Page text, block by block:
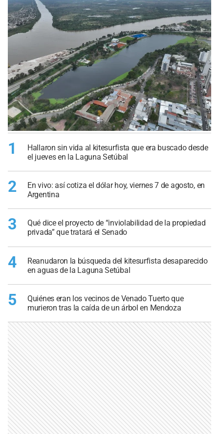
1
Hallaron sin vida al kitesurfista que era buscado desde
el jueves en la Laguna Setúbal
2
En vivo: así cotiza el dólar hoy, viernes 7 de agosto, en
Argentina
3
Qué dice el proyecto de “inviolabilidad de la propiedad
privada” que tratará el Senado
4
Reanudaron la búsqueda del kitesurfista desaparecido
en aguas de la Laguna Setúbal
5
Quiénes eran los vecinos de Venado Tuerto que
murieron tras la caída de un árbol en Mendoza